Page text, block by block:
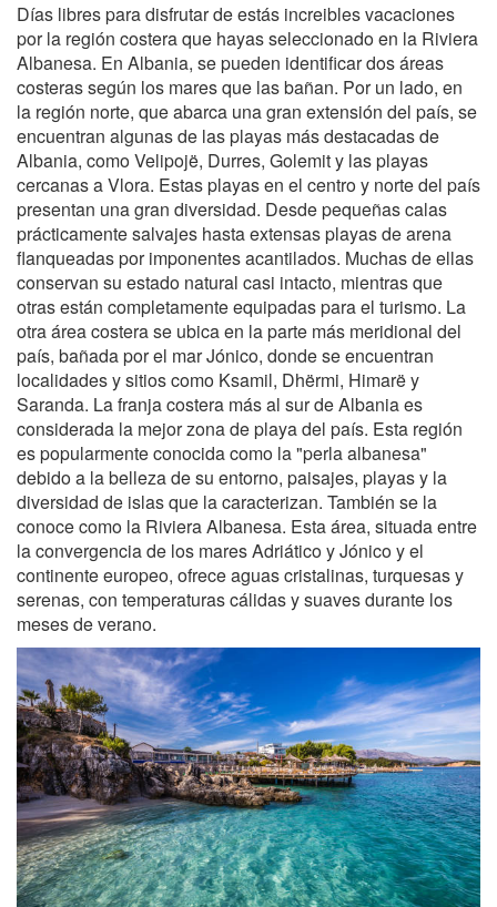
Días libres para disfrutar de estás increibles vacaciones
por la región costera que hayas seleccionado en la Riviera
Albanesa. En Albania, se pueden identificar dos áreas
costeras según los mares que las bañan. Por un lado, en
la región norte, que abarca una gran extensión del país, se
encuentran algunas de las playas más destacadas de
Albania, como Velipojë, Durres, Golemit y las playas
cercanas a Vlora. Estas playas en el centro y norte del país
presentan una gran diversidad. Desde pequeñas calas
prácticamente salvajes hasta extensas playas de arena
flanqueadas por imponentes acantilados. Muchas de ellas
conservan su estado natural casi intacto, mientras que
otras están completamente equipadas para el turismo. La
otra área costera se ubica en la parte más meridional del
país, bañada por el mar Jónico, donde se encuentran
localidades y sitios como Ksamil, Dhërmi, Himarë y
Saranda. La franja costera más al sur de Albania es
considerada la mejor zona de playa del país. Esta región
es popularmente conocida como la "perla albanesa"
debido a la belleza de su entorno, paisajes, playas y la
diversidad de islas que la caracterizan. También se la
conoce como la Riviera Albanesa. Esta área, situada entre
la convergencia de los mares Adriático y Jónico y el
continente europeo, ofrece aguas cristalinas, turquesas y
serenas, con temperaturas cálidas y suaves durante los
meses de verano.